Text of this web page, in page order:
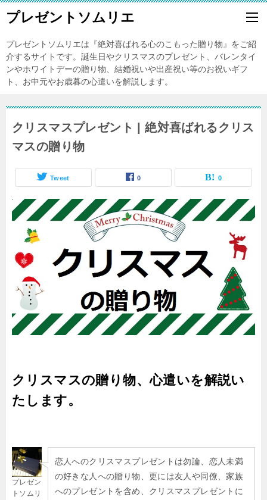
プレゼントソムリエ
プレゼントソムリエは『絶対喜ばれる心のこもった贈り物』をご紹
介するサイトです。誕生日やクリスマスのプレゼント、バレンタイ
ンやホワイトデーの贈り物、結婚祝いや出産祝い等のお祝いギフ
ト、お中元やお歳暮の心遣いを解説します。
クリスマスプレゼント | 絶対喜ばれるクリス
マスの贈り物
Tweet 0 0
クリスマスの贈り物、心遣いを解説い
たします。
プレゼン
トソムリ
恋人へのクリスマスプレゼントは勿論、恋人未満
の好きな人への贈り物、更には友人や同僚、家族
へのプレゼントを含め、クリスマスプレゼントに